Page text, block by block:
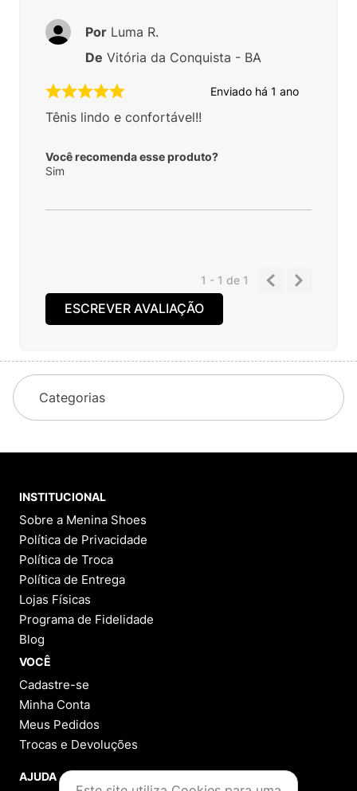
Enviado há 1 ano
Tênis lindo e confortável!!
Você recomenda esse produto?
Sim
Por Luma R.
De Vitória da Conquista - BA
1 - 1de 1
ESCREVER AVALIAÇÃO
FAZER PERGUNTA
Este produto ainda não possui Perguntas e
Respostas.
Categorias